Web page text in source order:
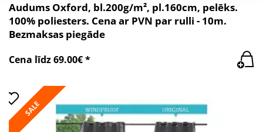
Audums Oxford, bl.200g/m², pl.160cm, pelēks.
100% poliesters. Cena ar PVN par rulli - 10m.
Bezmaksas piegāde
Cena līdz 69.00€ *
SALE